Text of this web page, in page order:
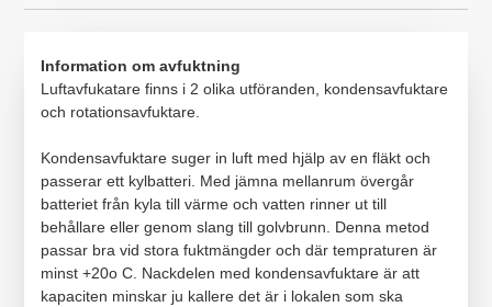
Information om avfuktning
Luftavfukatare finns i 2 olika utföranden, kondensavfuktare
och rotationsavfuktare.
Kondensavfuktare suger in luft med hjälp av en fläkt och
passerar ett kylbatteri. Med jämna mellanrum övergår
batteriet från kyla till värme och vatten rinner ut till
behållare eller genom slang till golvbrunn. Denna metod
passar bra vid stora fuktmängder och där tempraturen är
minst +20o C. Nackdelen med kondensavfuktare är att
kapaciten minskar ju kallere det är i lokalen som ska